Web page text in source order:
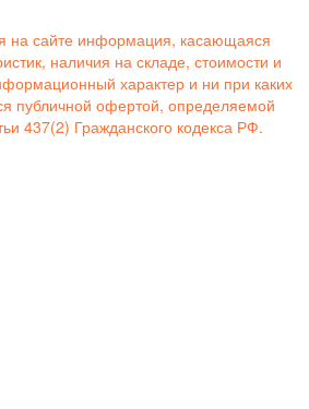
на сайте информация, касающаяся
наличия на складе, стоимости и
характер и ни при каких
публичной офертой, определяемой
437(2) Гражданского кодекса РФ.